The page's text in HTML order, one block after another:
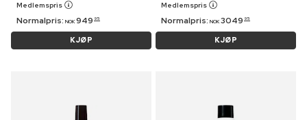
Medlemspris
Normalpris: NOK 949 95
KJØP
Medlemspris
Normalpris: NOK 3049 95
KJØP